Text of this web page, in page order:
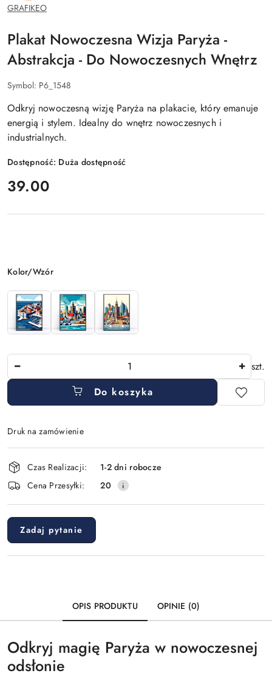
GRAFIKEO
Plakat Nowoczesna Wizja Paryża -
Abstrakcja - Do Nowoczesnych Wnętrz
Symbol: P6_1548
Odkryj nowoczesną wizję Paryża na plakacie, który emanuje
energią i stylem. Idealny do wnętrz nowoczesnych i
industrialnych.
Dostępność: Duża dostępność
cena:
39.00
Wariant
Kolor/Wzór
szt.
Do koszyka
Druk na zamówienie
Dostępność
i
dostawa
Czas Realizacji:
1-2 dni robocze
Cena Przesyłki:
20
Zadaj pytanie
OPIS PRODUKTU OPINIE (0)
Odkryj magię Paryża w nowoczesnej
odsłonie